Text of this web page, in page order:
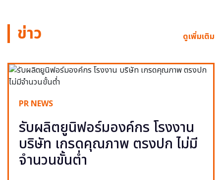
ข่าว ดูเพิ่มเติม
PR NEWS
รับผลิตยูนิฟอร์มองค์กร โรงงาน
บริษัท เกรดคุณภาพ ตรงปก ไม่มี
จำนวนขั้นต่ำ